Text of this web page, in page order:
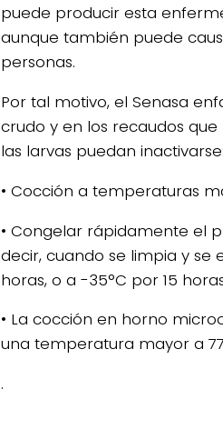
puede producir esta
aunque también puede
personas.
Por tal motivo, el Senasa
crudo y en los recaudos
las larvas puedan inactivarse:
• Cocción a temperaturas
• Congelar rápidamente el
decir, cuando se limpia y se
horas, o a -35°C por 15
• La cocción en horno
una temperatura mayor a
.